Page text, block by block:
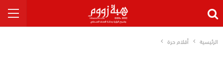
الرئيسية أقلام حرة